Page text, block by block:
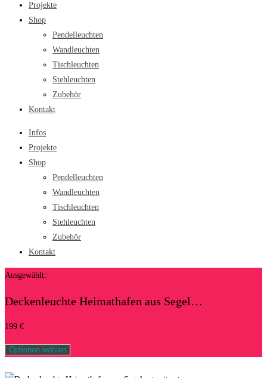
Projekte
Shop
Pendelleuchten
Wandleuchten
Tischleuchten
Stehleuchten
Zubehör
Kontakt
Infos
Projekte
Shop
Pendelleuchten
Wandleuchten
Tischleuchten
Stehleuchten
Zubehör
Kontakt
Ausgewählt:
Deckenleuchte Heimathafen aus Segel…
199 €
Optionen wählen